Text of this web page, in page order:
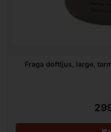
Fraga doftljus, large,